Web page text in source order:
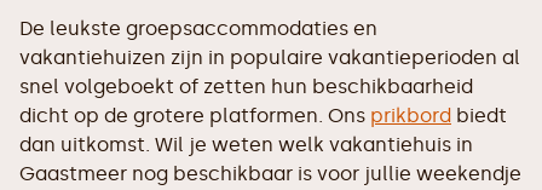
De leukste groepsaccommodaties en
vakantiehuizen zijn in populaire vakantieperioden al
snel volgeboekt of zetten hun beschikbaarheid
dicht op de grotere platformen. Ons prikbord biedt
dan uitkomst. Wil je weten welk vakantiehuis in
Gaastmeer nog beschikbaar is voor jullie weekendje